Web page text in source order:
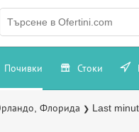
Почивки Стоки
Флорида ❯ Last